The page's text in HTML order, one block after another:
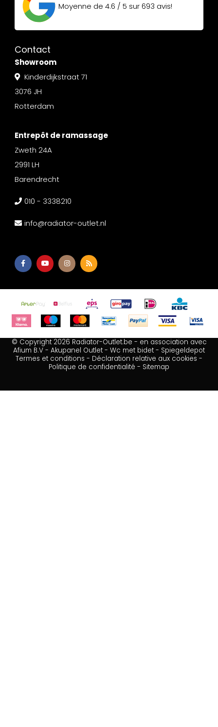
Moyenne de 4.6 / 5 sur693 avis!
Contact
Showroom
Kinderdijkstraat 71
3076 JH
Rotterdam
Entrepôt de ramassage
Zweth 24A
2991 LH
Barendrecht
010 - 3338210
info@radiator-outlet.nl
© Copyright 2026 Radiator-Outlet.be - en association avec
Afium B.V - Akupanel Outlet - Wc met bidet - Spiegeldepot
Termes et conditions - Déclaration relative aux cookies -
Politique de confidentialité - Sitemap